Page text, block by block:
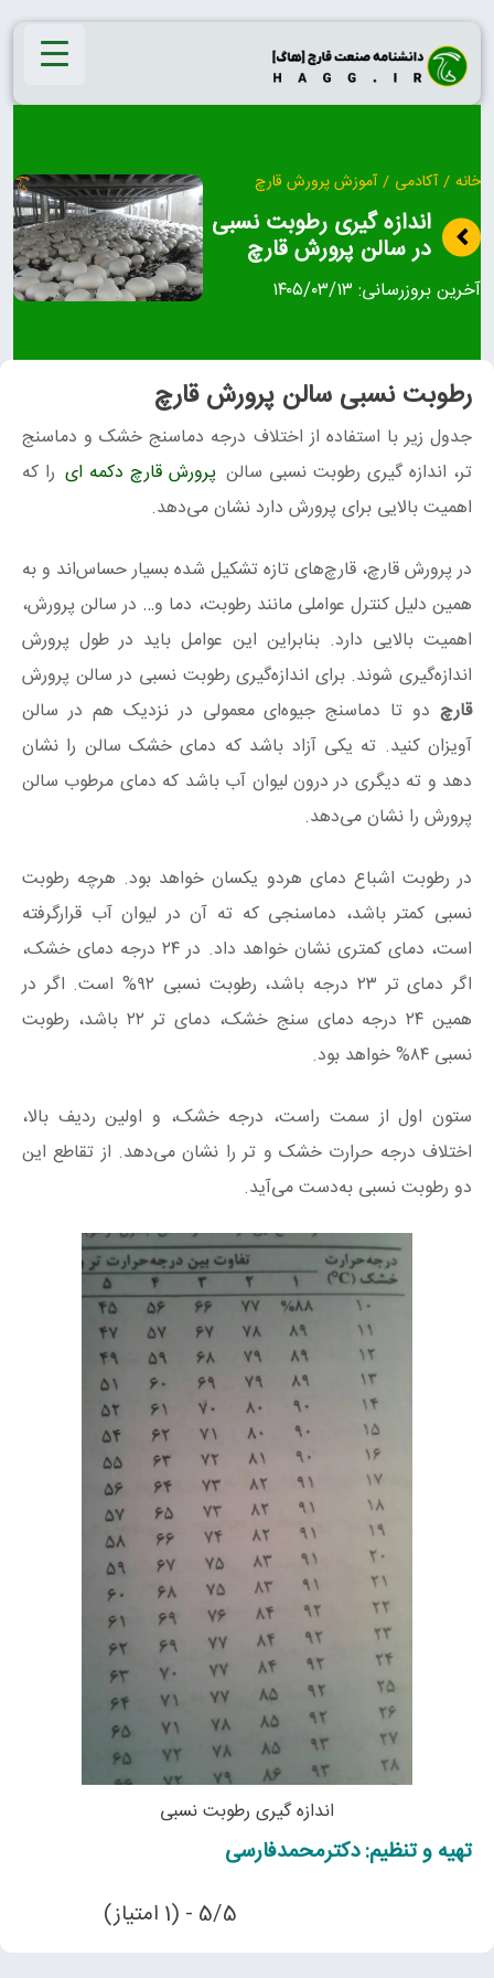
Skip
content
خانه / آکادمی / آموزش پرورش قارچ
اندازه گيری رطوبت نسبى
در سالن پرورش قارچ
آخرین بروزرسانی: ۱۴۰۵/۰۳/۱۳
رطوبت نسبی سالن پرورش قارچ
جدول زیر با استفاده از اختلاف درجه دماسنج خشک و دماسنج
تر، اندازه گيری رطوبت نسبى سالن پرورش قارچ دکمه ای را که
اهمیت بالایی برای پرورش دارد نشان می‌دهد.
در پرورش قارچ، قارچ‌های تازه تشکیل شده بسیار حساس‌اند و به
همین دلیل کنترل عواملی مانند رطوبت، دما و… در سالن پرورش،
اهمیت بالایی دارد. بنابراین این عوامل باید در طول پرورش
اندازه‌گیری شوند. برای اندازه‌گيری رطوبت نسبى در سالن پرورش
قارچ دو تا دماسنج جیوه‌ای معمولی در نزدیک هم در سالن
آویزان کنید. ته یکی آزاد باشد که دمای خشک سالن را نشان
دهد و ته دیگری در درون لیوان آب باشد که دمای مرطوب سالن
پرورش را نشان می‌دهد.
در رطوبت اشباع دمای هردو یکسان خواهد بود. هرچه رطوبت
نسبی کمتر باشد، دماسنجی که ته آن در لیوان آب قرارگرفته
است، دمای کمتری نشان خواهد داد. در ۲۴ درجه دمای خشک،
اگر دمای تر ۲۳ درجه باشد، رطوبت نسبی ۹۲% است. اگر در
همین ۲۴ درجه دمای سنج خشک، دمای تر ۲۲ باشد، رطوبت
نسبی ۸۴% خواهد بود.
ستون اول از سمت راست، درجه خشک، و اولین ردیف بالا،
اختلاف درجه حرارت خشک و تر را نشان می‌دهد. از تقاطع این
دو رطوبت نسبی به‌دست می‌آید.
اندازه گيری رطوبت نسبى
تهیه و تنظیم: دکترمحمدفارسی
5/5 - (1 امتیاز)